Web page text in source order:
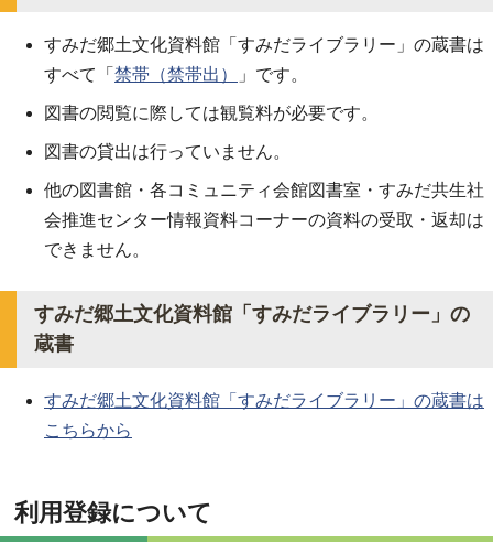
すみだ郷土文化資料館「すみだライブラリー」の蔵書は
すべて「 禁帯（禁帯出） 」です。
図書の閲覧に際しては観覧料が必要です。
図書の貸出は行っていません。
他の図書館・各コミュニティ会館図書室・すみだ共生社
会推進センター情報資料コーナーの資料の受取・返却は
できません。
すみだ郷土文化資料館「すみだライブラリー」の
蔵書
すみだ郷土文化資料館「すみだライブラリー」の蔵書は
こちらから
利用登録について